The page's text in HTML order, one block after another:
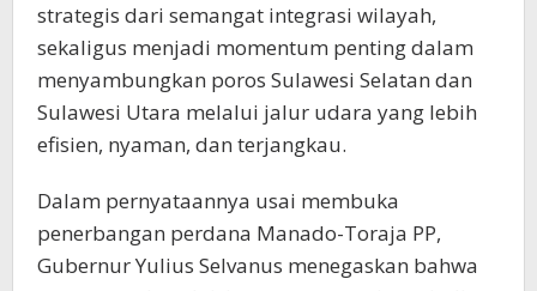
strategis dari semangat integrasi wilayah,
sekaligus menjadi momentum penting dalam
menyambungkan poros Sulawesi Selatan dan
Sulawesi Utara melalui jalur udara yang lebih
efisien, nyaman, dan terjangkau.
Dalam pernyataannya usai membuka
penerbangan perdana Manado-Toraja PP,
Gubernur Yulius Selvanus menegaskan bahwa